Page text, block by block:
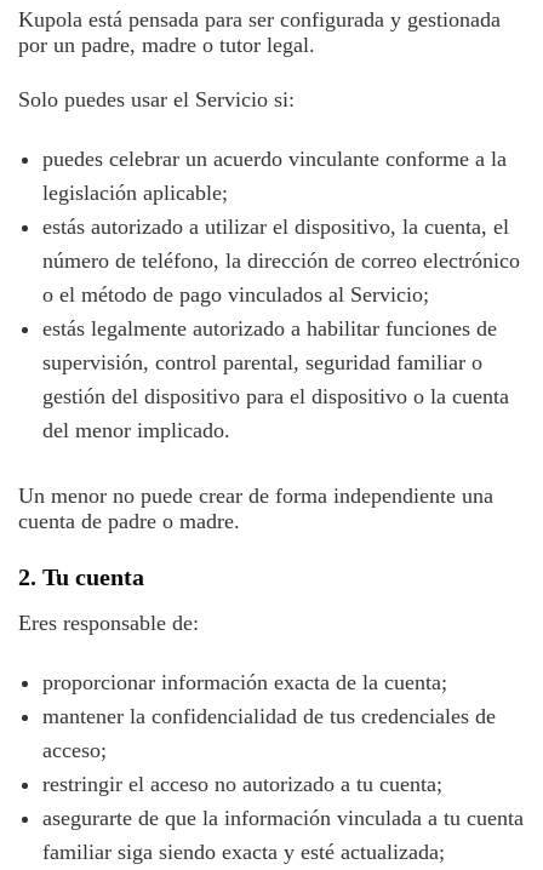
Kupola está pensada para ser configurada y gestionada
por un padre, madre o tutor legal.
Solo puedes usar el Servicio si:
puedes celebrar un acuerdo vinculante conforme a la
legislación aplicable;
estás autorizado a utilizar el dispositivo, la cuenta, el
número de teléfono, la dirección de correo electrónico
o el método de pago vinculados al Servicio;
estás legalmente autorizado a habilitar funciones de
supervisión, control parental, seguridad familiar o
gestión del dispositivo para el dispositivo o la cuenta
del menor implicado.
Un menor no puede crear de forma independiente una
cuenta de padre o madre.
2. Tu cuenta
Eres responsable de:
proporcionar información exacta de la cuenta;
mantener la confidencialidad de tus credenciales de
acceso;
restringir el acceso no autorizado a tu cuenta;
asegurarte de que la información vinculada a tu cuenta
familiar siga siendo exacta y esté actualizada;